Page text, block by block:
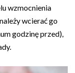
wzmocnienia
wcierać go
godzinę przed),